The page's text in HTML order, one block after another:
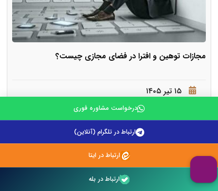
مجازات توهین و افترا در فضای مجازی چیست؟
۱۵ تیر ۱۴۰۵
گسترش اینترنت و شبکه های اجتماعی باعث شده است که
ارتباطات میان افراد با سرعت و گ
ادامه مطلب
درخواست مشاوره فوری
ارتباط در تلگرام (آنلاین)
ارتباط در ایتا
ارتباط در بله